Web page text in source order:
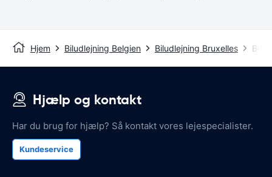
Hjem Biludlejning Belgien Biludlejning Bruxelles
Hjælp og kontakt
Har du brug for hjælp? Så kontakt vores lejespecialister.
Kundeservice